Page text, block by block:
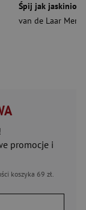
van de Laar
promocje i
koszyka 69 zł.